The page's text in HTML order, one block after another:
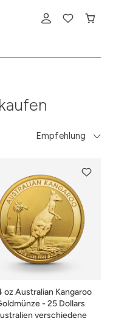
Empfehlung
oz Australian Kangaroo
- 25 Dollars
verschiedene